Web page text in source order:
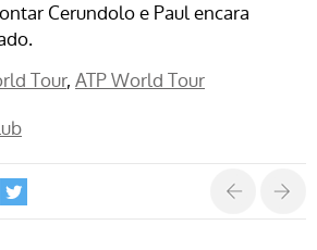
Cerundolo e Paul encara
Tour ATP World Tour